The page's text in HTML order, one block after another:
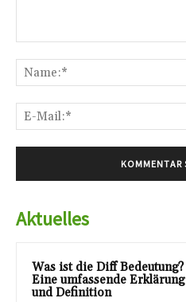
Aktuelles
Was ist die Diff Bedeutung?
Eine umfassende Erklärung
und Definition